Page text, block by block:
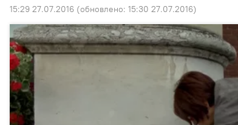
15:29 27.07.2016 (обновлено: 15:30 27.07.2016)